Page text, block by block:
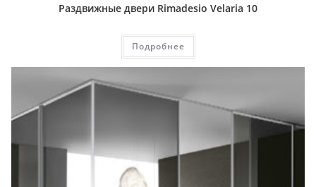
Раздвижные двери Rimadesio Velaria 10
Подробнее